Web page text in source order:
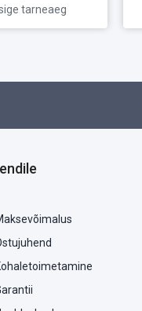
tarneaeg